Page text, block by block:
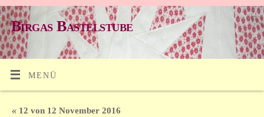
Birgas Bastelstube
MENÜ
« 12 von 12 November 2016